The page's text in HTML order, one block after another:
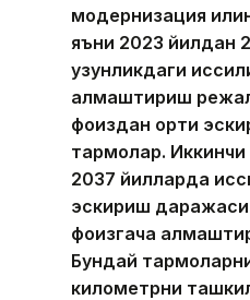
модернизация
яъни 2023 йилдан
узунликдаги
алмаштириш
фоиздан ортиқ
тармоқлар.
2037 йилларда
эскириш
фоизгача
Бундай
километрни